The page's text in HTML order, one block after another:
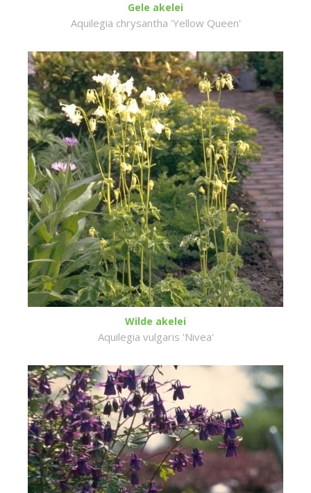
Gele akelei
Aquilegia chrysantha 'Yellow Queen'
Wilde akelei
Aquilegia vulgaris 'Nivea'